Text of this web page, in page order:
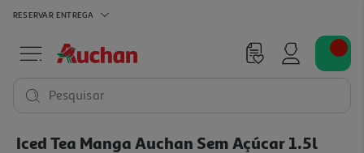
RESERVAR ENTREGA
Pesquisar
Iced Tea Manga Auchan Sem Açúcar 1.5l